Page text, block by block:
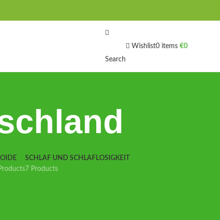
Search
Wishlist0 items €0
SCHLAF UND SCHLAFLOSIGKEIT
7 Products